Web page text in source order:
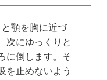
顎を胸に近づ
次にゆっくりと
に倒します。そ
を止めないよう